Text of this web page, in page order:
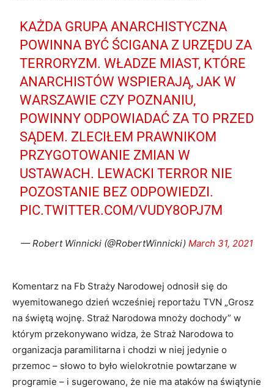
KAŻDA GRUPA ANARCHISTYCZNA
POWINNA BYĆ ŚCIGANA Z URZĘDU ZA
TERRORYZM. WŁADZE MIAST, KTÓRE
ANARCHISTÓW WSPIERAJĄ, JAK W
WARSZAWIE CZY POZNANIU,
POWINNY ODPOWIADAĆ ZA TO PRZED
SĄDEM. ZLECIŁEM PRAWNIKOM
PRZYGOTOWANIE ZMIAN W
USTAWACH. LEWACKI TERROR NIE
POZOSTANIE BEZ ODPOWIEDZI.
PIC.TWITTER.COM/VUDY8OPJ7M
— Robert Winnicki (@RobertWinnicki) March 31, 2021
Komentarz na Fb Straży Narodowej odnosił się do
wyemitowanego dzień wcześniej reportażu TVN „Grosz
na świętą wojnę. Straż Narodowa mnoży dochody” w
którym przekonywano widza, że Straż Narodowa to
organizacja paramilitarna i chodzi w niej jedynie o
przemoc – słowo to było wielokrotnie powtarzane w
programie – i sugerowano, że nie ma ataków na świątynie